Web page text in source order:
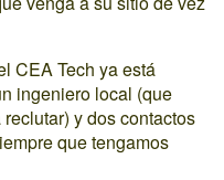
CEA Tech ya está
ingeniero local (que
y dos contactos
que tengamos